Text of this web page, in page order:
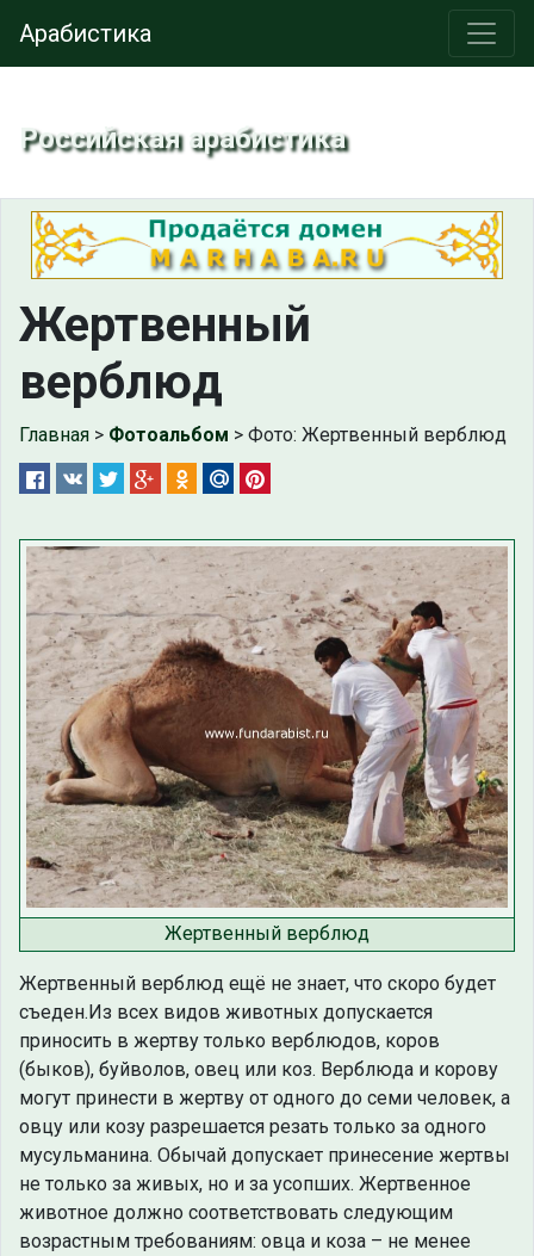
Арабистика
Российская арабистика
Жертвенный
верблюд
Главная > Фотоальбом > Фото: Жертвенный верблюд
Жертвенный верблюд
Жертвенный верблюд ещё не знает, что скоро будет
съеден.Из всех видов животных допускается
приносить в жертву только верблюдов, коров
(быков), буйволов, овец или коз. Верблюда и корову
могут принести в жертву от одного до семи человек, а
овцу или козу разрешается резать только за одного
мусульманина. Обычай допускает принесение жертвы
не только за живых, но и за усопших. Жертвенное
животное должно соответствовать следующим
возрастным требованиям: овца и коза – не менее